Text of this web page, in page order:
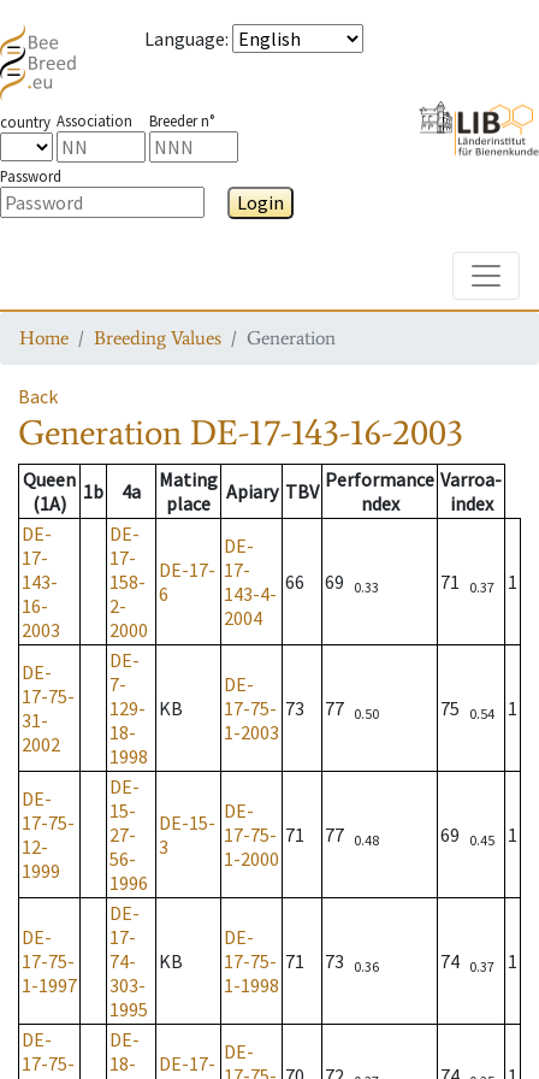
Language:
country Association Breeder n°
Password
Login
Home Breeding Values Generation
Back
Generation DE-17-143-16-2003
Queen
(1A)
1b 4a
Mating
place
Apiary TBV Performance
ndex
Varroa-
index
DE-
17-
143-
16-
2003
DE-
17-
158-
2-
2000
DE-17-
6
DE-
17-
143-4-
2004
66 69 0.33 71 0.37 1
DE-
17-75-
31-
2002
DE-
7-
129-
18-
1998
KB
DE-
17-75-
1-2003
73 77 0.50 75 0.54 1
DE-
17-75-
12-
1999
DE-
15-
27-
56-
1996
DE-15-
3
DE-
17-75-
1-2000
71 77 0.48 69 0.45 1
DE-
17-75-
1-1997
DE-
17-
74-
303-
1995
KB
DE-
17-75-
1-1998
71 73 0.36 74 0.37 1
DE-
17-75-
DE-
18-
DE-17- DE-